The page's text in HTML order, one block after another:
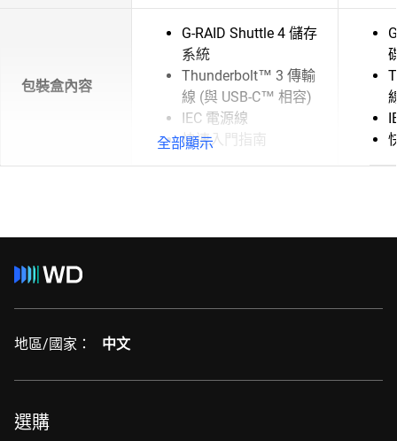
包裝盒內容
G-RAID Shuttle 4 儲存
系統
Thunderbolt™ 3 傳輸
線 (與 USB-C™ 相容)
IEC 電源線
快速入門指南
全部顯示
地區/國家： 中文
選購